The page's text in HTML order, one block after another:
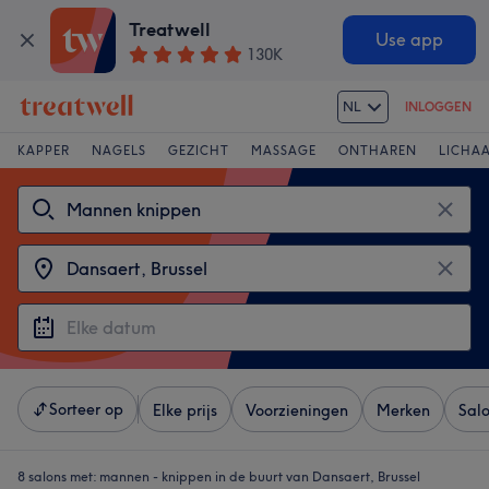
Treatwell
130K
Use app
NL INLOGGEN
KAPPER NAGELS GEZICHT MASSAGE ONTHAREN
Sorteer op Elke prijs Voorzieningen Merken
8 salons met: mannen - knippen in de buurt van Dansaert, Brussel